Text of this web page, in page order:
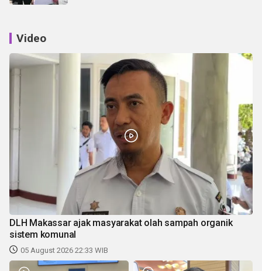
Video
DLH Makassar ajak masyarakat olah sampah organik
sistem komunal
05 August 2026 22:33 WIB